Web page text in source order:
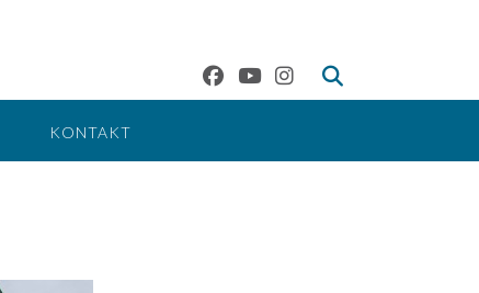
KONTAKT